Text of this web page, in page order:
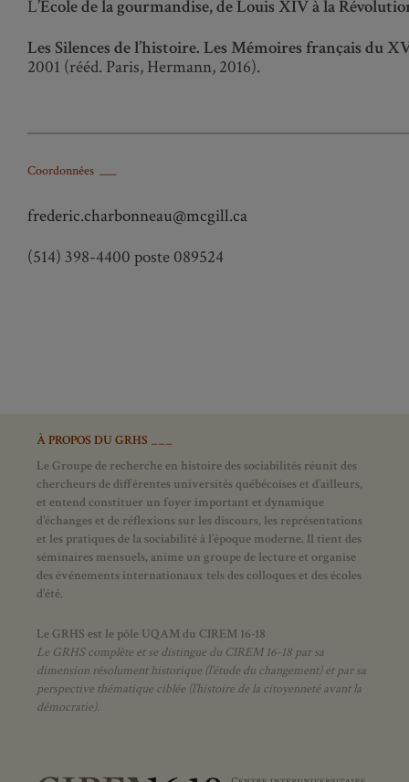
L’École de la gourmandise, de Louis XIV à la
Les Silences de l’histoire. Les Mémoires français du
2001 (rééd. Paris, Hermann, 2016).
Coordonnées ___
frederic.charbonneau@mcgill.ca
(514) 398-4400 poste 089524
À PROPOS DU GRHS ___
Le Groupe de recherche en histoire des sociabilités réunit des
chercheurs de différentes universités québécoises et d’ailleurs,
et entend constituer un foyer important et dynamique
d’échanges et de réflexions sur les discours, les représentations
et les pratiques de la sociabilité à l’époque moderne. Il tient des
séminaires mensuels, anime un groupe de lecture et organise
des événements internationaux tels des colloques et des écoles
d’été.
Le GRHS est le pôle UQAM du CIREM 16-18
Le GRHS complète et se distingue du CIREM 16-18 par sa
dimension résolument historique (l’étude du changement) et par sa
perspective thématique ciblée (l’histoire de la citoyenneté avant la
démocratie).